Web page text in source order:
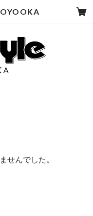
せんでした。